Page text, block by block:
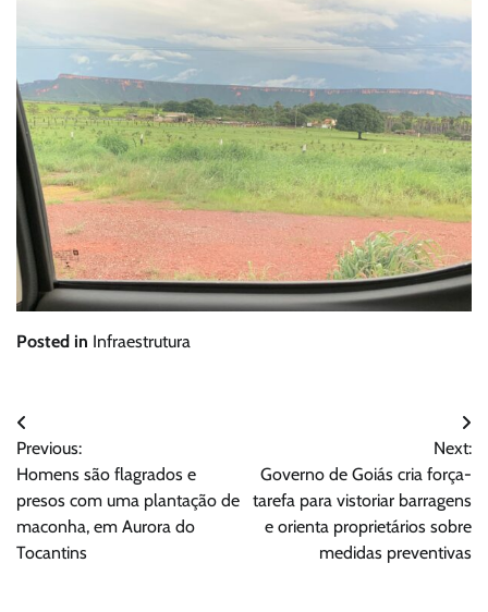
Posted in Infraestrutura
Navegação
de
Post
Previous:
Homens são flagrados e
presos com uma plantação de
maconha, em Aurora do
Tocantins
Next:
Governo de Goiás cria força-
tarefa para vistoriar barragens
e orienta proprietários sobre
medidas preventivas